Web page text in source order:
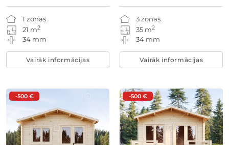
1 zonas
21 m2
34 mm
Vairāk informācijas
3 zonas
35 m2
34 mm
Vairāk informācijas
-500 € -500 €